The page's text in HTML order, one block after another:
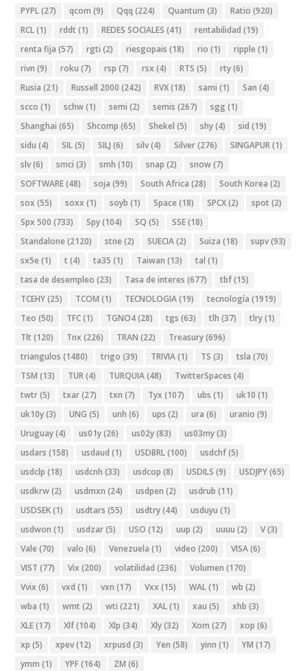
PYPL(27) qcom (9) Qqq (224) Quantum (3) Ratio (920)
RCL(1) rddt (1) REDES SOCIALES (41) rentabilidad (19)
renta fija (57) rgti (2) riesgopais (18) rio (1) ripple (1)
rivn (9) roku (7) rsp (7) rsx (4) RTS (5) rty(6)
Rusia (21) Russell 2000 (242) RVX(18) sami (1) San (4)
scco (1) schw(1) semi (2) semis (267) sgg (1)
Shanghai (65) Shcomp (65) Shekel (5) shy(4) sid (19)
sidu (4) SIL(5) SILJ (6) silv(4) Silver(276) SINGAPUR(1)
slv(6) smci (3) smh (10) snap (2) snow(7)
SOFTWARE(48) soja (99) South Africa (28) South Korea (2)
sox (55) soxx (1) soyb (1) Space (18) SPCX(2) spot (2)
Spx 500 (733) Spy(104) SQ (5) SSE(18)
Standalone (2120) stne (2) SUECIA(2) Suiza (18) supv(93)
sx5e (1) t (4) ta35 (1) Taiwan (13) tal (1)
tasa de desempleo (23) Tasa de interes (677) tbf(15)
TCEHY(25) TCOM (1) TECNOLOGIA(19) tecnología (1919)
Teo (50) TFC(1) TGNO4(28) tgs (63) tlh (37) tlry(1)
Tlt (120) Tnx (226) TRAN (22) Treasury(696)
triangulos (1480) trigo (39) TRIVIA(1) TS (3) tsla (70)
TSM (13) TUR(4) TURQUIA(48) TwitterSpaces (4)
twtr(5) txar(27) txn (7) Tyx (107) ubs (1) uk10 (1)
uk10y(3) UNG (5) unh (6) ups (2) ura (6) uranio (9)
Uruguay(4) us01y(26) us02y(83) us03my(3)
usdars (158) usdaud (1) USDBRL(100) usdchf(5)
usdclp (18) usdcnh (33) usdcop (8) USDILS (9) USDJPY(65)
usdkrw(2) usdmxn (24) usdpen (2) usdrub (11)
USDSEK(1) usdtars (55) usdtry(44) usduyu (1)
usdwon (1) usdzar(5) USO (12) uup (2) uuuu (2) V(3)
Vale (70) valo (6) Venezuela (1) video (200) VISA(6)
VIST (77) Vix (200) volatilidad (236) Volumen (170)
Vvix (6) vxd (1) vxn (17) Vxx (15) WAL(1) wb (2)
wba (1) wmt (2) wti (221) XAL(1) xau (5) xhb (3)
XLE(17) Xlf(104) Xlp (34) Xly(32) Xom (27) xop (6)
xp (5) xpev(12) xrpusd (3) Yen (58) yinn (1) YM (17)
ymm (1) YPF(164) ZM (6)